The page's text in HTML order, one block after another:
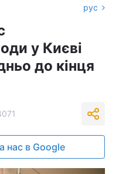
рус
у Києві
до кінця
нас в Google